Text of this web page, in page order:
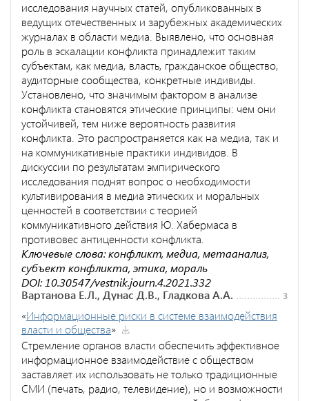
исследования научных статей, опубликованных в
ведущих отечественных и зарубежных академических
журналах в области медиа. Выявлено, что основная
роль в эскалации конфликта принадлежит таким
субъектам, как медиа, власть, гражданское общество,
аудиторные сообщества, конкретные индивиды.
Установлено, что значимым фактором в анализе
конфликта становятся этические принципы: чем они
устойчивей, тем ниже вероятность развития
конфликта. Это распространяется как на медиа, так и
на коммуникативные практики индивидов. В
дискуссии по результатам эмпирического
исследования поднят вопрос о необходимости
культивирования в медиа этических и моральных
ценностей в соответствии с теорией
коммуникативного действия Ю. Хабермаса в
противовес антиценности конфликта.
Ключевые слова: конфликт, медиа, метаанализ,
субъект конфликта, этика, мораль
DOI: 10.30547/vestnik.journ.4.2021.332
Вартанова Е.Л., Дунас Д.В., Гладкова А.А.
3
«Информационные риски в системе взаимодействия
власти и общества»
Стремление органов власти обеспечить эффективное
информационное взаимодействие с обществом
заставляет их использовать не только традиционные
СМИ (печать, радио, телевидение), но и возможности